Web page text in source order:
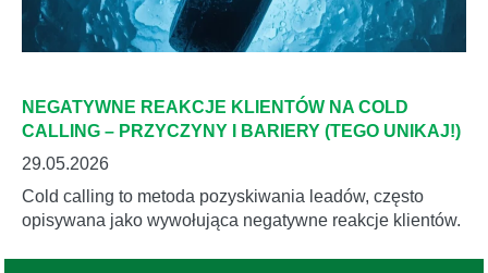
NEGATYWNE REAKCJE KLIENTÓW NA COLD
CALLING – PRZYCZYNY I BARIERY (TEGO UNIKAJ!)
29.05.2026
Cold calling to metoda pozyskiwania leadów, często
opisywana jako wywołująca negatywne reakcje klientów.